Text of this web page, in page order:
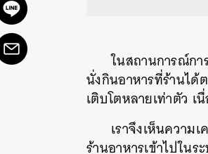
ในสถานการณ์กา
นั่งกินอาหารที่ร้านได้
เติบโตหลายเท่าตัว
เราจึงเห็นความ
ร้านอาหารเข้าไปใน